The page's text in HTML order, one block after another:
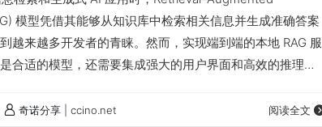
模型凭借其能够从知识库中检索相关信息并生成准确答案
越来越多开发者的青睐。然而，实现端到端的本地 RAG 服
合适的模型，还需要集成强大的用户界面和高效的推理框
成。这里我们依赖 Open WebUI 提供的用户界面与模型推
奇诺分享 | ccino.net 阅读全文